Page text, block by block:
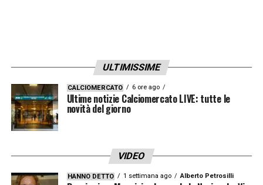
LA PLAYLIST DELLE NOSTRE TOP NEWS
ULTIMISSIME
CALCIOMERCATO 6 ore ago
Ultime notizie Calciomercato LIVE: tutte le
novità del giorno
VIDEO
HANNO DETTO 1 settimana ago Alberto Petrosilli